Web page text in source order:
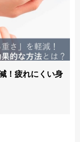
！疲れにくい身